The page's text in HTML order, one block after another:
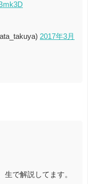
2017年3月
生で解説してます。